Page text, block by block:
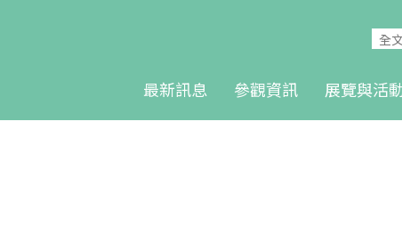
最新訊息 參觀資訊 展覽與活